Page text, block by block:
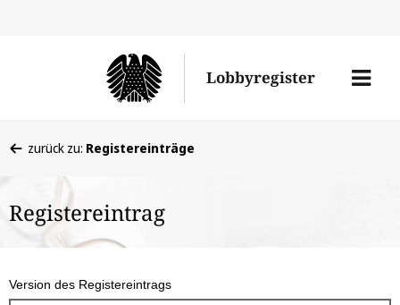
Lobbyregister
Menü
befinden
hier:
zurück zu: Registereinträge
Registereintrag
Version des Registereintrags